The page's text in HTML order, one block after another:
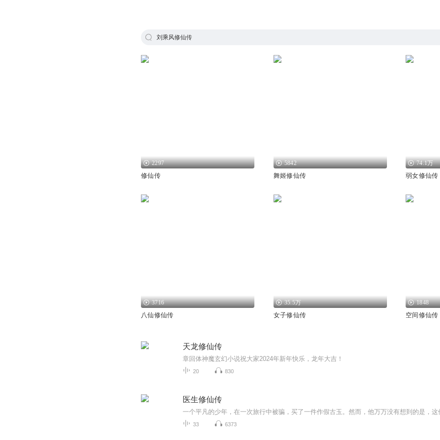
刘乘风修仙传
2297
修仙传
5842
舞姬修仙传
74.1万
弱女修仙传
3716
八仙修仙传
35.5万
女子修仙传
1848
空间修仙传
天龙修仙传
章回体神魔玄幻小说祝大家2024年新年快乐，龙年大吉！
20 830
医生修仙传
33 6373